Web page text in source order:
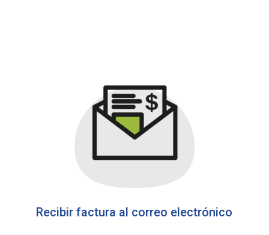
Recibir factura al correo electrónico